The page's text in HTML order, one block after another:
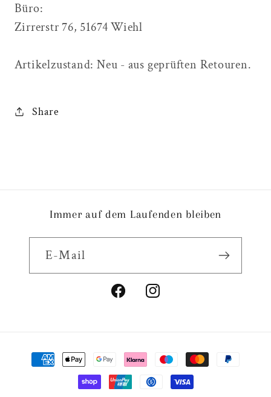
Büro:
Zirrerstr 76, 51674 Wiehl
Artikelzustand: Neu - aus geprüften Retouren.
Share
Immer auf dem Laufenden bleiben
E-Mail
FacebookInstagram
Zahlungsmethoden